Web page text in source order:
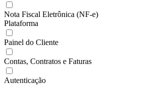
Nota Fiscal Eletrônica (NF-e)
Plataforma
Painel do Cliente
Contas, Contratos e Faturas
Autenticação